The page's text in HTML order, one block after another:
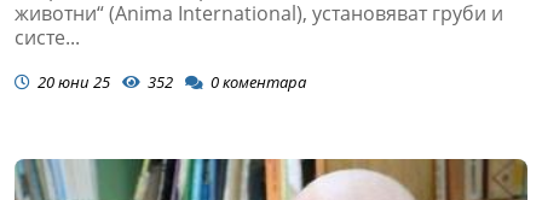
животни“ (Anima International), установяват груби и
систе...
20 юни 25 352 0коментара